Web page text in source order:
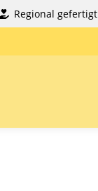
Regional gefertigt